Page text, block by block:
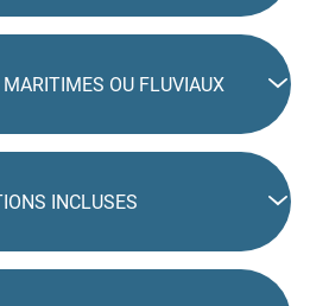
OU FLUVIAUX
INCLUSES